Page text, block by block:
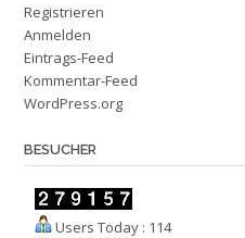
Registrieren
Anmelden
Eintrags-Feed
Kommentar-Feed
WordPress.org
BESUCHER
Users Today : 114